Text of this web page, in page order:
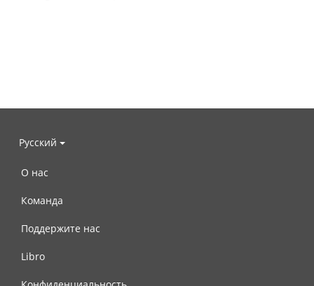
Русский
О нас
Команда
Поддержите нас
Libro